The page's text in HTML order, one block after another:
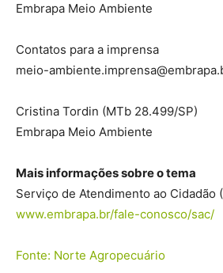
Embrapa Meio Ambiente
Contatos para a imprensa
meio-
Cristina Tordin (MTb 28.499/SP)
Embrapa Meio Ambiente
Mais informações sobre o tema
Serviço de Atendimento ao Cidadão
www.embrapa.br/fale-conosco/sac/
Fonte: Norte Agropecuário